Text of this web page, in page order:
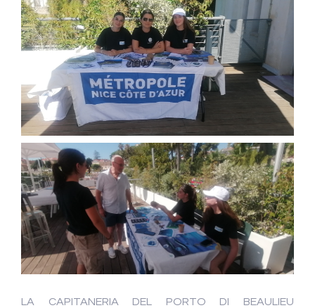
LA CAPITANERIA DEL PORTO DI BEAULIEU